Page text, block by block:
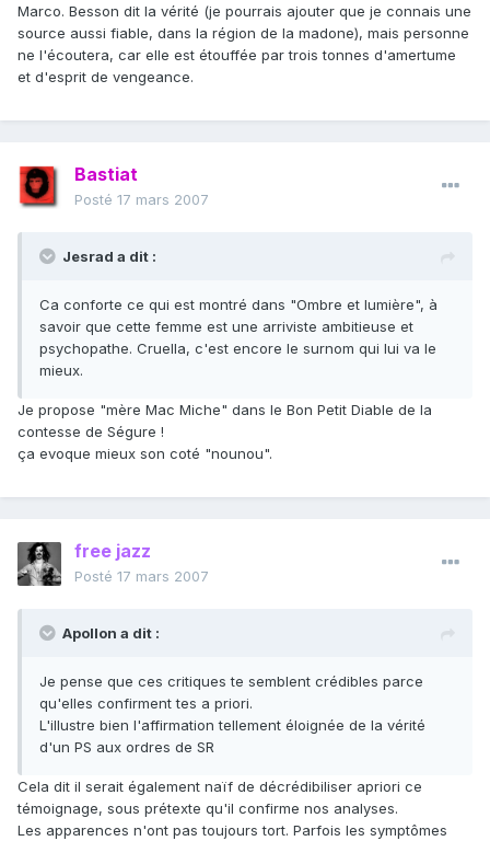
Marco. Besson dit la vérité (je pourrais ajouter que je connais une
source aussi fiable, dans la région de la madone), mais personne
ne l'écoutera, car elle est étouffée par trois tonnes d'amertume
et d'esprit de vengeance.
Bastiat
Posté 17 mars 2007
Jesrad a dit :
Ca conforte ce qui est montré dans "Ombre et lumière", à
savoir que cette femme est une arriviste ambitieuse et
psychopathe. Cruella, c'est encore le surnom qui lui va le
mieux.
Je propose "mère Mac Miche" dans le Bon Petit Diable de la
contesse de Ségure !
ça evoque mieux son coté "nounou".
free jazz
Posté 17 mars 2007
Apollon a dit :
Je pense que ces critiques te semblent crédibles parce
qu'elles confirment tes a priori.
L'illustre bien l'affirmation tellement éloignée de la vérité
d'un PS aux ordres de SR
Cela dit il serait également naïf de décrédibiliser apriori ce
témoignage, sous prétexte qu'il confirme nos analyses.
Les apparences n'ont pas toujours tort. Parfois les symptômes